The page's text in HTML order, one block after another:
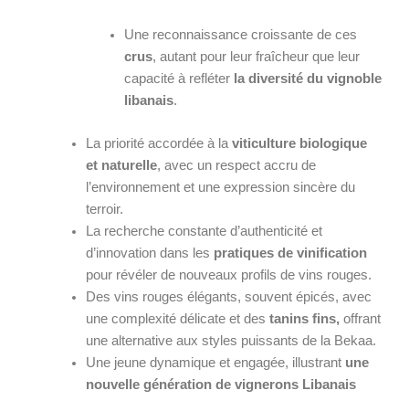
Une reconnaissance croissante de ces
crus, autant pour leur fraîcheur que leur
capacité à refléter la diversité du vignoble
libanais.
La priorité accordée à la viticulture biologique
et naturelle, avec un respect accru de
l’environnement et une expression sincère du
terroir.
La recherche constante d’authenticité et
d’innovation dans les pratiques de vinification
pour révéler de nouveaux profils de vins rouges.
Des vins rouges élégants, souvent épicés, avec
une complexité délicate et des tanins fins, offrant
une alternative aux styles puissants de la Bekaa.
Une jeune dynamique et engagée, illustrant une
nouvelle génération de vignerons Libanais